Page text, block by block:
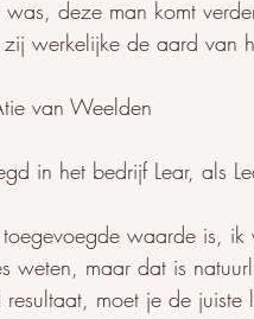
deze man komt
werkelijke de aard van
van Weelden
in het bedrijf Lear, als
waarde is,
weten, maar dat is
moet je de juiste